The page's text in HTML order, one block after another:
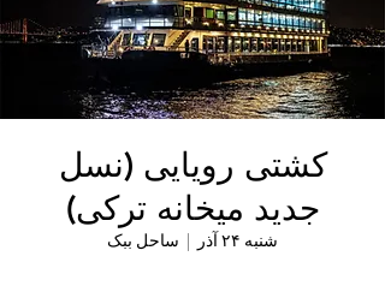
کشتی رویایی (نسل
جدید میخانه ترکی)
شنبه ۲۴ آذر
  |
ساحل ببک